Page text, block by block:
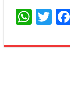
W
at
T
itt